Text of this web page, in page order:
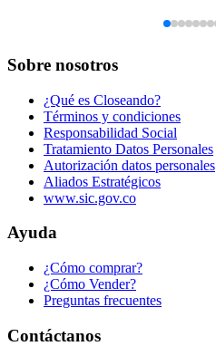
Sobre nosotros
¿Qué es Closeando?
Términos y condiciones
Responsabilidad Social
Tratamiento Datos Personales
Autorización datos personales
Aliados Estratégicos
www.sic.gov.co
Ayuda
¿Cómo comprar?
¿Cómo Vender?
Preguntas frecuentes
Contáctanos